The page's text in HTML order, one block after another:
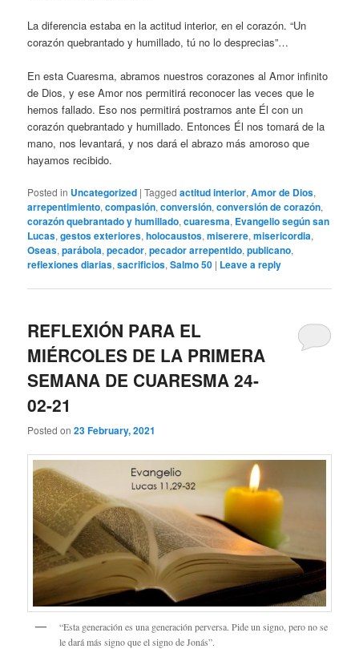
La diferencia estaba en la actitud interior, en el corazón. “Un
corazón quebrantado y humillado, tú no lo desprecias”…
En esta Cuaresma, abramos nuestros corazones al Amor infinito
de Dios, y ese Amor nos permitirá reconocer las veces que le
hemos fallado. Eso nos permitirá postrarnos ante Él con un
corazón quebrantado y humillado. Entonces Él nos tomará de la
mano, nos levantará, y nos dará el abrazo más amoroso que
hayamos recibido.
Posted in Uncategorized |Tagged actitud interior,Amor de Dios,
arrepentimiento,compasión,conversión,conversión de corazón,
corazón quebrantado y humillado,cuaresma, Evangelio según san
Lucas,gestos exteriores,holocaustos,miserere,misericordia,
Oseas,parábola,pecador,pecador arrepentido,publicano,
reflexiones diarias,sacrificios,Salmo 50 | Leave a reply
REFLEXIÓN PARA EL
MIÉRCOLES DE LA PRIMERA
SEMANA DE CUARESMA 24-
02-21
Posted on23 February, 2021
“Esta generación es una generación perversa. Pide un signo, pero no se
le dará más signo que el signo de Jonás”.